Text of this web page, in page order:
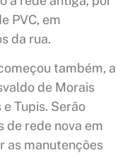
PVC, em
da rua.
também, a
de Morais
Tupis. Serão
rede nova em
as manutenções